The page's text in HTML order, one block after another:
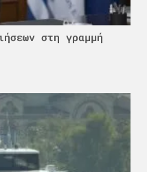
στη γραμμή